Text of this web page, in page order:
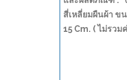
สี่เหลี่ยมผืนผ้า ขน
15 Cm. ( ไม่รวม